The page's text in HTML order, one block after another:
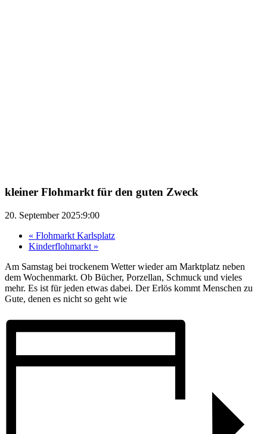
kleiner Flohmarkt für den guten Zweck
20. September 2025:9:00
« Flohmarkt Karlsplatz
Kinderflohmarkt »
Am Samstag bei trockenem Wetter wieder am Marktplatz neben
dem Wochenmarkt. Ob Bücher, Porzellan, Schmuck und vieles
mehr. Es ist für jeden etwas dabei. Der Erlös kommt Menschen zu
Gute, denen es nicht so geht wie